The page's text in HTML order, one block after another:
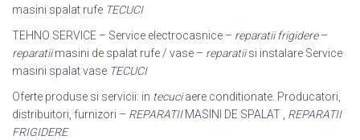
masini spalat rufe TECUCI
TEHNO SERVICE – Service electrocasnice – reparatii frigidere–
reparatiimasini de spalat rufe / vase – reparatiisi instalare Service
masini spalat vase TECUCI
Oferte produse si servicii: in tecuciaere conditionate. Producatori,
distribuitori, furnizori – REPARATIIMASINI DE SPALAT , REPARATII
FRIGIDERE